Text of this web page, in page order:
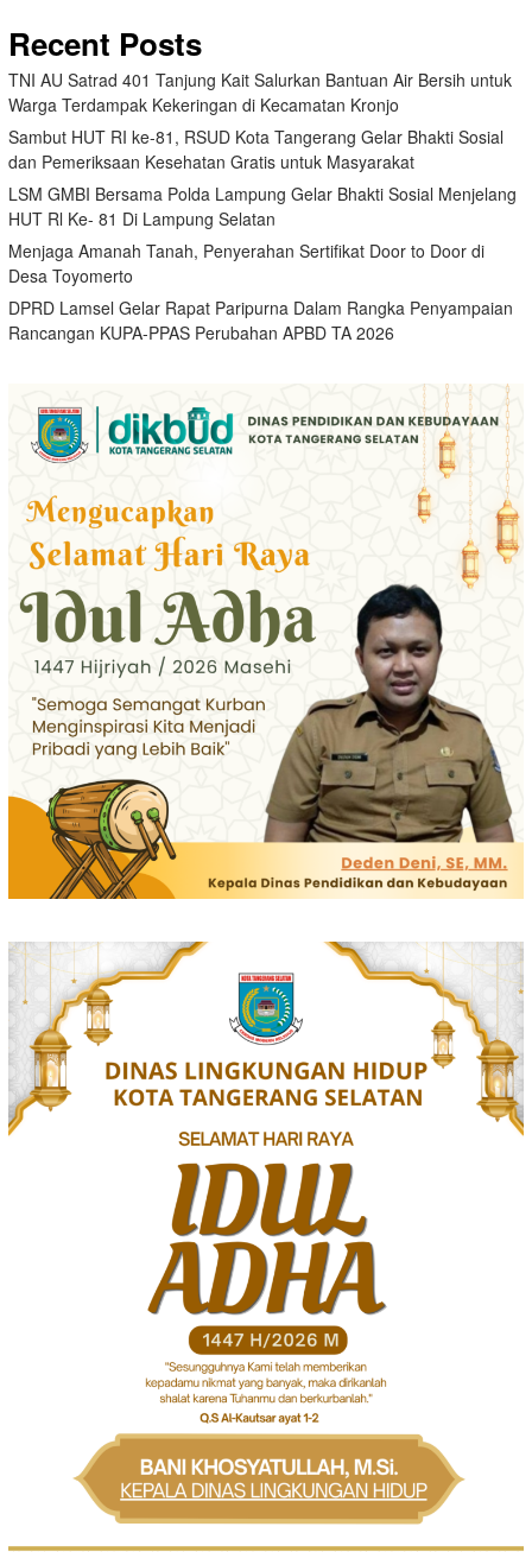
Recent Posts
TNI AU Satrad 401 Tanjung Kait Salurkan Bantuan Air Bersih untuk
Warga Terdampak Kekeringan di Kecamatan Kronjo
Sambut HUT RI ke-81, RSUD Kota Tangerang Gelar Bhakti Sosial
dan Pemeriksaan Kesehatan Gratis untuk Masyarakat
LSM GMBI Bersama Polda Lampung Gelar Bhakti Sosial Menjelang
HUT Rl Ke- 81 Di Lampung Selatan
Menjaga Amanah Tanah, Penyerahan Sertifikat Door to Door di
Desa Toyomerto
DPRD Lamsel Gelar Rapat Paripurna Dalam Rangka Penyampaian
Rancangan KUPA-PPAS Perubahan APBD TA 2026